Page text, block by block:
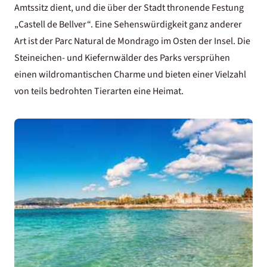
Amtssitz dient, und die über der Stadt thronende Festung
„Castell de Bellver“. Eine Sehenswürdigkeit ganz anderer
Art ist der Parc Natural de Mondrago im Osten der Insel. Die
Steineichen- und Kiefernwälder des Parks versprühen
einen wildromantischen Charme und bieten einer Vielzahl
von teils bedrohten Tierarten eine Heimat.